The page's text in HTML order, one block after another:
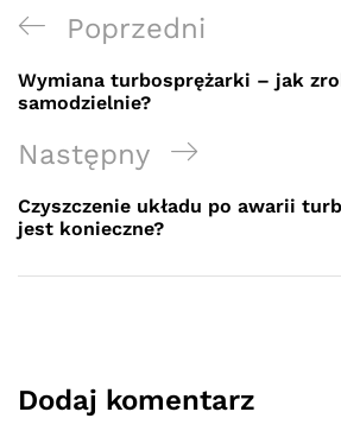
Nawigacja
wpisu
Previous
Post
Poprzedni
Wymiana turbosprężarki – jak
samodzielnie?
Next
Post
Następny
Czyszczenie układu po awarii
jest konieczne?
Dodaj komentarz